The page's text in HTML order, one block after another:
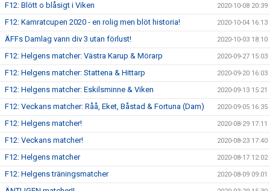
F12: Blött o blåsigt i Viken 2020-10-08 20:39
F12: Kamratcupen 2020 - en rolig men blöt historia! 2020-10-04 16:13
ÄFFs Damlag vann div 3 utan förlust! 2020-10-03 18:10
F12: Helgens matcher: Västra Karup & Mörarp 2020-09-27 15:03
F12: Helgens matcher: Stattena & Hittarp 2020-09-20 16:03
F12: Helgens matcher: Eskilsminne & Viken 2020-09-13 15:21
F12: Veckans matcher: Råå, Eket, Båstad & Fortuna (Dam) 2020-09-05 16:35
F12: Helgens matcher! 2020-08-29 17:11
F12: Veckans matcher! 2020-08-23 17:40
F12: Helgens matcher 2020-08-17 12:02
F12: Helgens träningsmatcher 2020-08-09 09:01